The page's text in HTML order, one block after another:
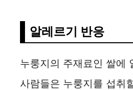
알레르기 반응
누룽지의 주재료인 쌀에
사람들은 누룽지를 섭취